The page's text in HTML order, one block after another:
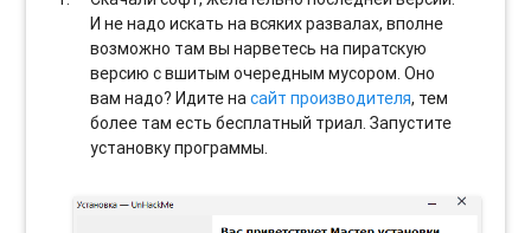
И не надо искать на всяких развалах, вполне
возможно там вы нарветесь на пиратскую
версию с вшитым очередным мусором. Оно
вам надо? Идите насайт производителя, тем
более там есть бесплатный триал. Запустите
установку программы.